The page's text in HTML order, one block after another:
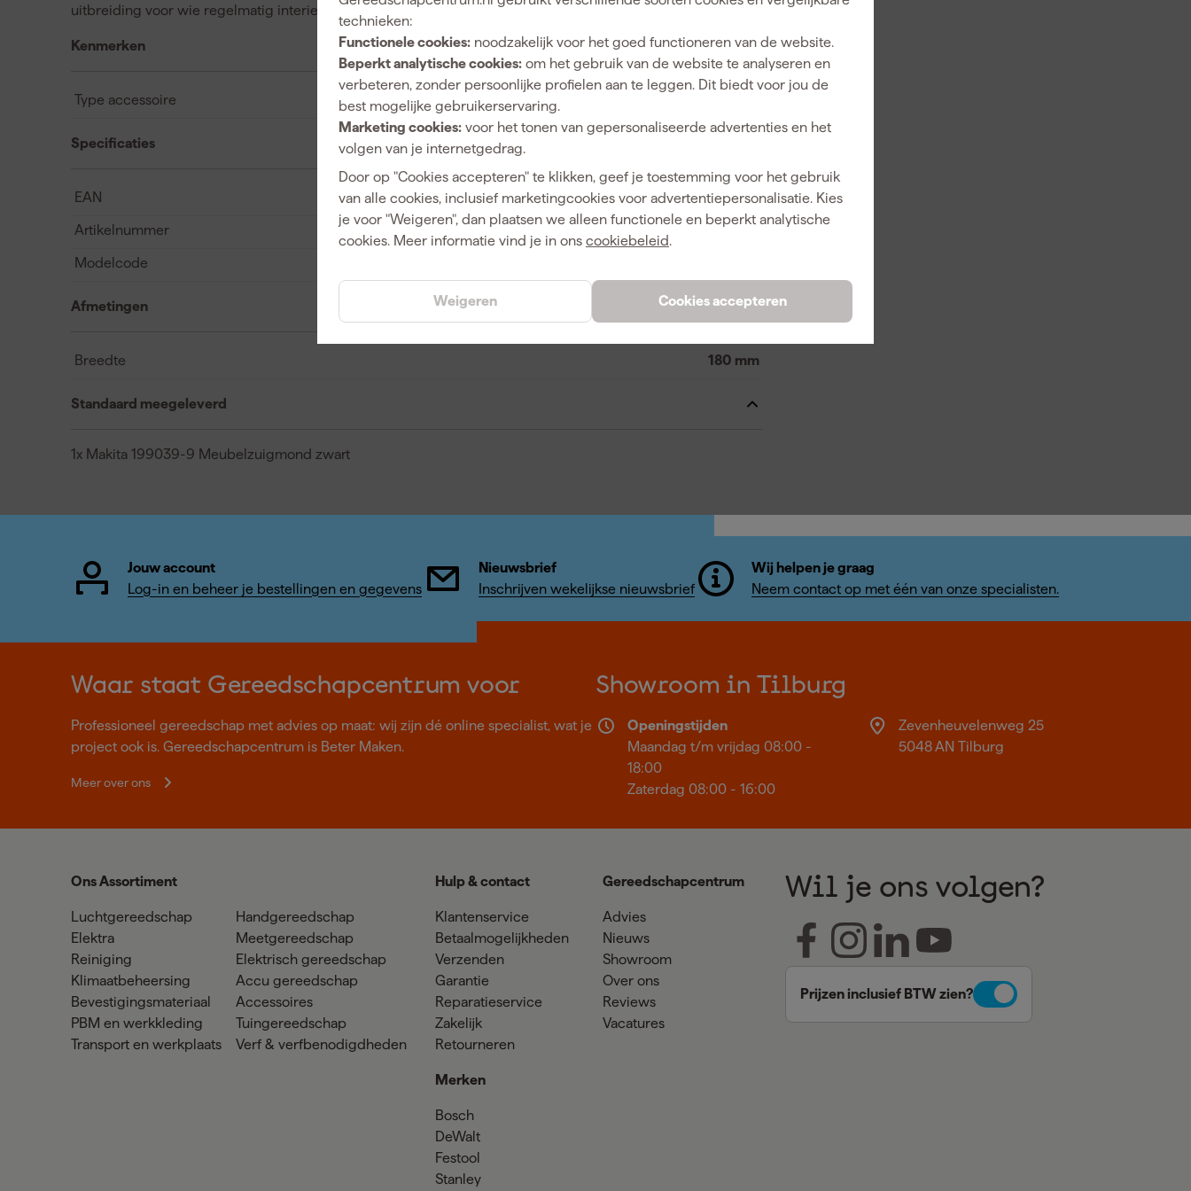
technieken:
Functionele cookies: noodzakelijk voor het goed functioneren van de website.
Beperkt analytische cookies: om het gebruik van de website te analyseren en
verbeteren, zonder persoonlijke profielen aan te leggen. Dit biedt voor jou de
best mogelijke gebruikerservaring.
Marketing cookies: voor het tonen van gepersonaliseerde advertenties en het
volgen van je internetgedrag.
Door op "Cookies accepteren" te klikken, geef je toestemming voor het gebruik
van alle cookies, inclusief marketingcookies voor advertentiepersonalisatie. Kies
je voor "Weigeren", dan plaatsen we alleen functionele en beperkt analytische
cookies. Meer informatie vind je in ons cookiebeleid.
Cookies accepteren
Weigeren
uitbreiding voor wie regelmatig interieur of stoffering schoonmaakt.
Kenmerken
Type accessoire
Specificaties
EAN 0088381524971
Artikelnummer 326249
Modelcode
Afmetingen
Breedte 180 mm
Standaard meegeleverd
1x Makita 199039-9 Meubelzuigmond zwart
Jouw account
Log-in en beheer je bestellingen en gegevens
Nieuwsbrief
Inschrijven wekelijkse nieuwsbrief
Wij helpen je graag
Neem contact op met één van onze specialisten.
Waar staat Gereedschapcentrum voor
Professioneel gereedschap met advies op maat: wij zijn dé online specialist, wat je
project ook is. Gereedschapcentrum is Beter Maken.
Meer over ons
Showroom in Tilburg
Openingstijden
Maandag t/m vrijdag 08:00 -
18:00
Zaterdag 08:00 - 16:00
Zevenheuvelenweg 25
5048 AN Tilburg
Ons Assortiment
Luchtgereedschap
Elektra
Reiniging
Klimaatbeheersing
Bevestigingsmateriaal
PBM en werkkleding
Transport en werkplaats
Handgereedschap
Meetgereedschap
Elektrisch gereedschap
Accu gereedschap
Accessoires
Tuingereedschap
Verf & verfbenodigdheden
Hulp & contact
Klantenservice
Betaalmogelijkheden
Verzenden
Garantie
Reparatieservice
Zakelijk
Retourneren
Merken
Bosch
DeWalt
Festool
Stanley
Gereedschapcentrum
Advies
Nieuws
Showroom
Over ons
Reviews
Vacatures
Wil je ons volgen?
Prijzen inclusief BTW zien?